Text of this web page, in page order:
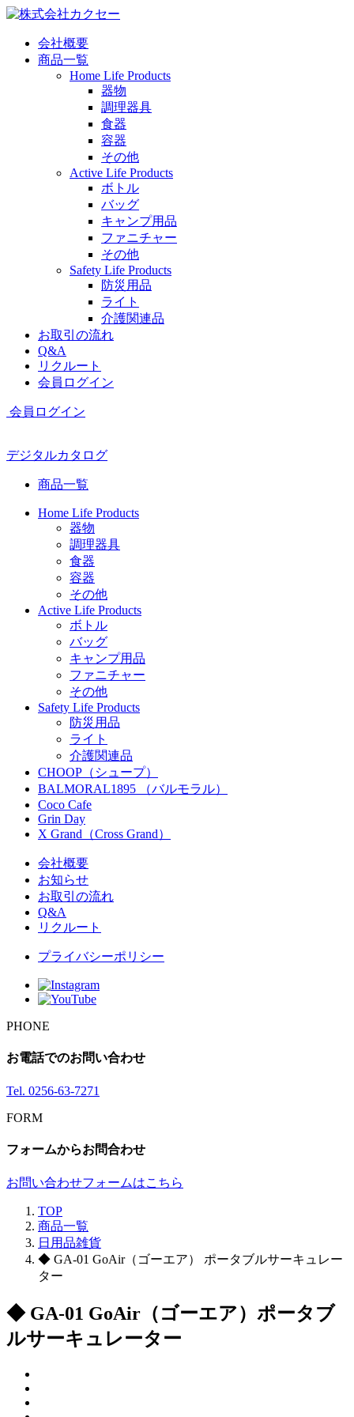
会社概要
商品一覧
Home Life Products
器物
調理器具
食器
容器
その他
Active Life Products
ボトル
バッグ
キャンプ用品
ファニチャー
その他
Safety Life Products
防災用品
ライト
介護関連品
お取引の流れ
Q&A
リクルート
会員ログイン
会員ログイン
デジタルカタログ
商品一覧
Home Life Products
器物
調理器具
食器
容器
その他
Active Life Products
ボトル
バッグ
キャンプ用品
ファニチャー
その他
Safety Life Products
防災用品
ライト
介護関連品
CHOOP（シュープ）
BALMORAL1895 （バルモラル）
Coco Cafe
Grin Day
X Grand（Cross Grand）
会社概要
お知らせ
お取引の流れ
Q&A
リクルート
プライバシーポリシー
PHONE
お電話でのお問い合わせ
Tel. 0256-63-7271
FORM
フォームからお問合わせ
お問い合わせフォームはこちら
TOP
商品一覧
日用品雑貨
◆ GA-01 GoAir（ゴーエア） ポータブルサーキュレー
ター
◆ GA-01 GoAir（ゴーエア）ポータブ
ルサーキュレーター